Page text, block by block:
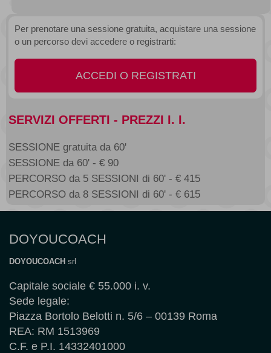
Per prenotare una sessione gratuita, acquistare una sessione
o un percorso devi accedere o registrarti:
ACCEDI O REGISTRATI
SERVIZI OFFERTI - PREZZI I. I.
SESSIONE gratuita da 60'
SESSIONE da 60' - € 90
PERCORSO da 5 SESSIONI di 60' - € 415
PERCORSO da 8 SESSIONI di 60' - € 615
DOYOUCOACH
DOYOUCOACH srl
Capitale sociale € 55.000 i. v.
Sede legale:
Piazza Bortolo Belotti n. 5/6 – 00139 Roma
REA: RM 1513969
C.F. e P.I. 14332401000